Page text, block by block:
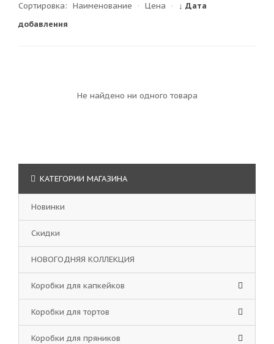
Сортировка: Наименование · Цена ·
↓ Дата
добавления
Не найдено ни одного товара
КАТЕГОРИИ МАГАЗИНА
Новинки
Скидки
НОВОГОДНЯЯ КОЛЛЕКЦИЯ
Коробки для капкейков
Коробки для тортов
Коробки для пряников